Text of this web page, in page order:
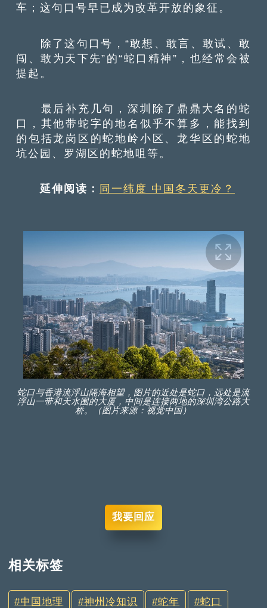
车；这句口号早已成为改革开放的象征。
除了这句口号，“敢想、敢言、敢试、敢
闯、敢为天下先”的“蛇口精神”，也经常会被
提起。
最后补充几句，深圳除了鼎鼎大名的蛇
口，其他带蛇字的地名似乎不算多，能找到
的包括龙岗区的蛇地岭小区、龙华区的蛇地
坑公园、罗湖区的蛇地咀等。
延伸阅读： 同一纬度 中国冬天更冷？
蛇口与香港流浮山隔海相望，图片的近处是蛇口，远处是流
浮山一带和天水围的大厦，中间是连接两地的深圳湾公路大
桥。（图片来源：视觉中国）
我要回应
相关标签
中国地理 神州冷知识 蛇年 蛇口